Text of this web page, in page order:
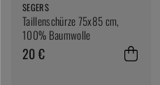
SEGERS
Taillenschürze 75x85 cm,
100% Baumwolle
20 €